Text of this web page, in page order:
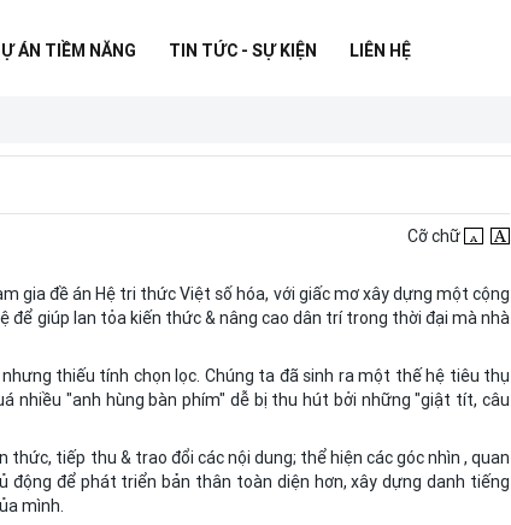
ÁN TIỀM NĂNG TIN TỨC - SỰ KIỆN LIÊN HỆ
Cỡ chữ
gia đề án Hệ tri thức Việt số hóa, với giấc mơ xây dựng một cộng
để giúp lan tỏa kiến thức & nâng cao dân trí trong thời đại mà nhà
thiếu tính chọn lọc. Chúng ta đã sinh ra một thế hệ tiêu thụ
nhiều "anh hùng bàn phím" dễ bị thu hút bởi những "giật tít, câu
tiếp thu & trao đổi các nội dung; thể hiện các góc nhìn , quan
động để phát triển bản thân toàn diện hơn, xây dựng danh tiếng
mình.